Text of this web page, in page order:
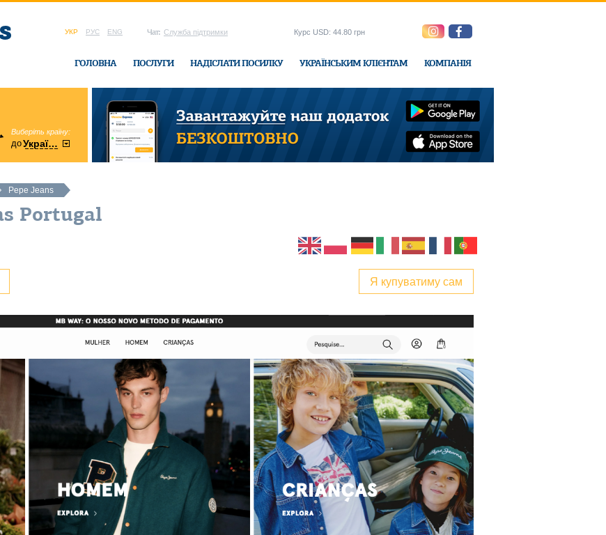
УКР РУС ENG Чат: Служба підтримки
ГОЛОВНА ПОСЛУГИ НАДІСЛАТИ ПОСИЛКУ УКРАЇНСЬКИМ КЛІЄНТАМ КОМПАНІЯ
Курс USD: 44.80 грн
Виберіть країну:
доУкраїни
область:
Вінницька в офісі Ukraine-Express
Pepe Jeans
Portugal
Я купуватиму сам